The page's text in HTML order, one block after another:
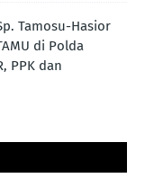
Tamosu-Hasior
di Polda
PPK dan